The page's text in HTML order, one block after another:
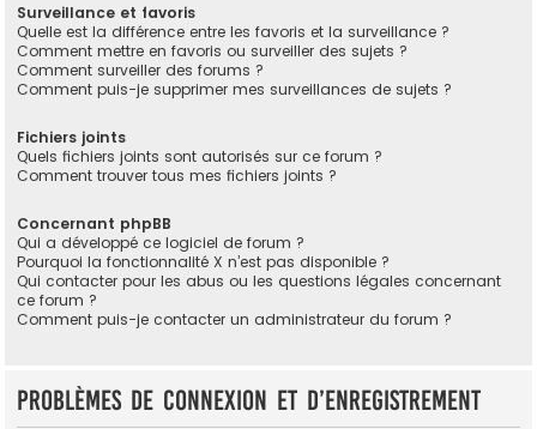
Surveillance et favoris
Quelle est la différence entre les favoris et la surveillance ?
Comment mettre en favoris ou surveiller des sujets ?
Comment surveiller des forums ?
Comment puis-je supprimer mes surveillances de sujets ?
Fichiers joints
Quels fichiers joints sont autorisés sur ce forum ?
Comment trouver tous mes fichiers joints ?
Concernant phpBB
Qui a développé ce logiciel de forum ?
Pourquoi la fonctionnalité X n’est pas disponible ?
Qui contacter pour les abus ou les questions légales concernant
ce forum ?
Comment puis-je contacter un administrateur du forum ?
Problèmes de connexion et d’enregistrement